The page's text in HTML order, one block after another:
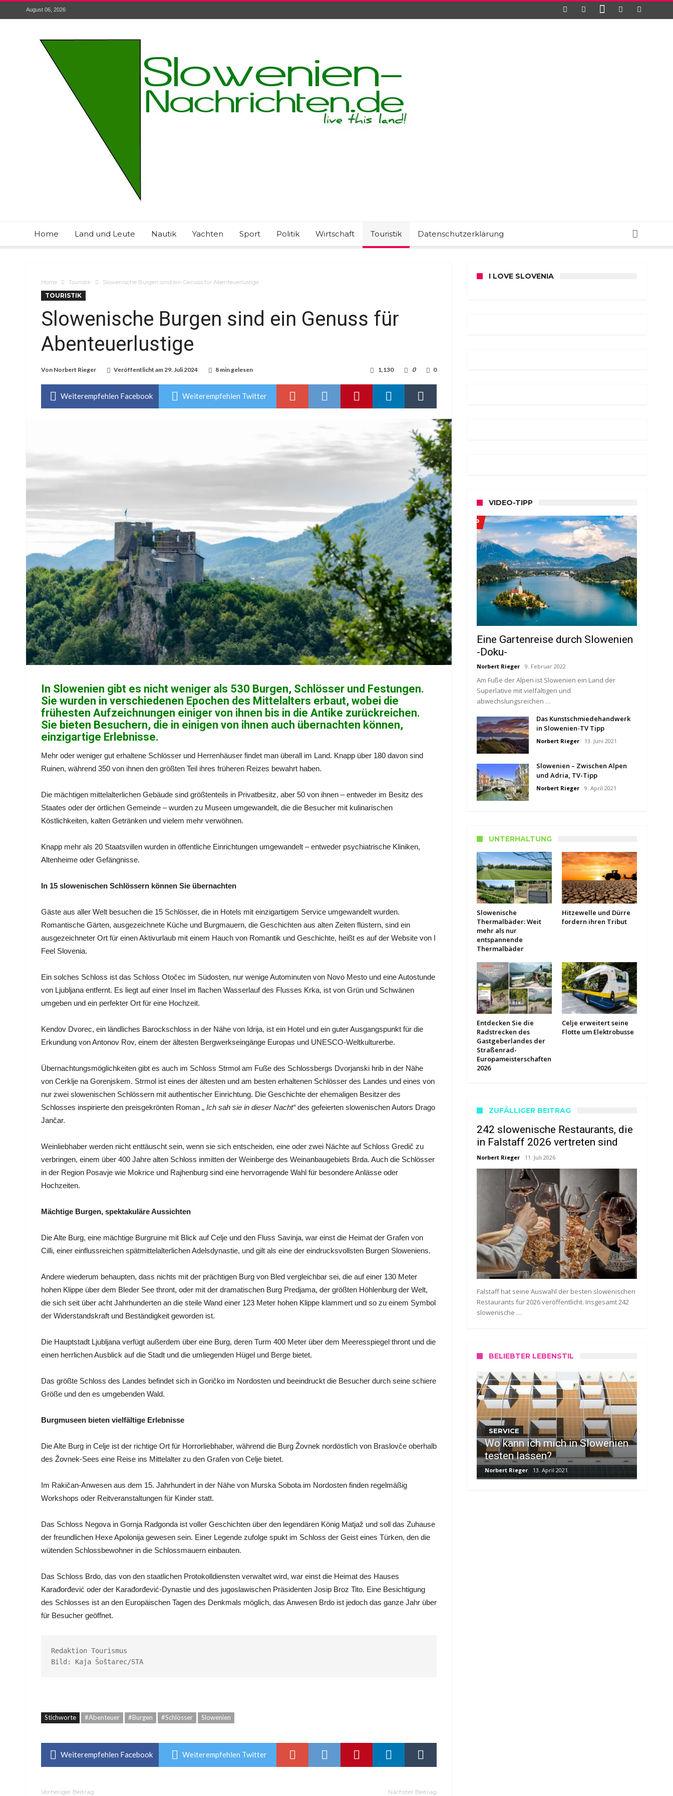
August 06, 2026
Home Land und Leute Nautik Yachten Sport Politik Wirtschaft Touristik Datenschutzerklärung
Home Touristik Slowenische Burgen sind ein Genuss für Abenteuerlustige
TOURISTIK
Slowenische Burgen sind ein Genuss für
Abenteuerlustige
Von Norbert Rieger Veröffentlicht am29. Juli 2024 8 min gelesen 0
0
1,130
Weiterempfehlen Facebook Weiterempfehlen Twitter
In Slowenien gibt es nicht weniger als 530 Burgen, Schlösser und Festungen.
Sie wurden in verschiedenen Epochen des Mittelalters erbaut, wobei die
frühesten Aufzeichnungen einiger von ihnen bis in die Antike zurückreichen.
Sie bieten Besuchern, die in einigen von ihnen auch übernachten können,
einzigartige Erlebnisse.
Mehr oder weniger gut erhaltene Schlösser und Herrenhäuser findet man überall im Land. Knapp über 180 davon sind
Ruinen, während 350 von ihnen den größten Teil ihres früheren Reizes bewahrt haben.
Die mächtigen mittelalterlichen Gebäude sind größtenteils in Privatbesitz, aber 50 von ihnen – entweder im Besitz des
Staates oder der örtlichen Gemeinde – wurden zu Museen umgewandelt, die die Besucher mit kulinarischen
Köstlichkeiten, kalten Getränken und vielem mehr verwöhnen.
Knapp mehr als 20 Staatsvillen wurden in öffentliche Einrichtungen umgewandelt – entweder psychiatrische Kliniken,
Altenheime oder Gefängnisse.
In 15 slowenischen Schlössern können Sie übernachten
Gäste aus aller Welt besuchen die 15 Schlösser, die in Hotels mit einzigartigem Service umgewandelt wurden.
Romantische Gärten, ausgezeichnete Küche und Burgmauern, die Geschichten aus alten Zeiten flüstern, sind ein
ausgezeichneter Ort für einen Aktivurlaub mit einem Hauch von Romantik und Geschichte, heißt es auf der Website von I
Feel Slovenia.
Ein solches Schloss ist das Schloss Otočec im Südosten, nur wenige Autominuten von Novo Mesto und eine Autostunde
von Ljubljana entfernt. Es liegt auf einer Insel im flachen Wasserlauf des Flusses Krka, ist von Grün und Schwänen
umgeben und ein perfekter Ort für eine Hochzeit.
Kendov Dvorec, ein ländliches Barockschloss in der Nähe von Idrija, ist ein Hotel und ein guter Ausgangspunkt für die
Erkundung von Antonov Rov, einem der ältesten Bergwerkseingänge Europas und UNESCO-Weltkulturerbe.
Übernachtungsmöglichkeiten gibt es auch im Schloss Strmol am Fuße des Schlossbergs Dvorjanski hrib in der Nähe
von Cerklje na Gorenjskem. Strmol ist eines der ältesten und am besten erhaltenen Schlösser des Landes und eines von
nur zwei slowenischen Schlössern mit authentischer Einrichtung. Die Geschichte der ehemaligen Besitzer des
Schlosses inspirierte den preisgekrönten Roman „ Ich sah sie in dieser Nacht“des gefeierten slowenischen Autors Drago
Jančar.
Weinliebhaber werden nicht enttäuscht sein, wenn sie sich entscheiden, eine oder zwei Nächte auf Schloss Gredič zu
verbringen, einem über 400 Jahre alten Schloss inmitten der Weinberge des Weinanbaugebiets Brda. Auch die Schlösser
in der Region Posavje wie Mokrice und Rajhenburg sind eine hervorragende Wahl für besondere Anlässe oder
Hochzeiten.
Mächtige Burgen, spektakuläre Aussichten
Die Alte Burg, eine mächtige Burgruine mit Blick auf Celje und den Fluss Savinja, war einst die Heimat der Grafen von
Cilli, einer einflussreichen spätmittelalterlichen Adelsdynastie, und gilt als eine der eindrucksvollsten Burgen Sloweniens.
Andere wiederum behaupten, dass nichts mit der prächtigen Burg von Bled vergleichbar sei, die auf einer 130 Meter
hohen Klippe über dem Bleder See thront, oder mit der dramatischen Burg Predjama, der größten Höhlenburg der Welt,
die sich seit über acht Jahrhunderten an die steile Wand einer 123 Meter hohen Klippe klammert und so zu einem Symbol
der Widerstandskraft und Beständigkeit geworden ist.
Die Hauptstadt Ljubljana verfügt außerdem über eine Burg, deren Turm 400 Meter über dem Meeresspiegel thront und die
einen herrlichen Ausblick auf die Stadt und die umliegenden Hügel und Berge bietet.
Das größte Schloss des Landes befindet sich in Goričko im Nordosten und beeindruckt die Besucher durch seine schiere
Größe und den es umgebenden Wald.
Burgmuseen bieten vielfältige Erlebnisse
Die Alte Burg in Celje ist der richtige Ort für Horrorliebhaber, während die Burg Žovnek nordöstlich von Braslovče oberhalb
des Žovnek-Sees eine Reise ins Mittelalter zu den Grafen von Celje bietet.
Im Rakičan-Anwesen aus dem 15. Jahrhundert in der Nähe von Murska Sobota im Nordosten finden regelmäßig
Workshops oder Reitveranstaltungen für Kinder statt.
Das Schloss Negova in Gornja Radgonda ist voller Geschichten über den legendären König Matjaž und soll das Zuhause
der freundlichen Hexe Apolonija gewesen sein. Einer Legende zufolge spukt im Schloss der Geist eines Türken, den die
wütenden Schlossbewohner in die Schlossmauern einbauten.
Das Schloss Brdo, das von den staatlichen Protokolldiensten verwaltet wird, war einst die Heimat des Hauses
Karađorđević oder der Karađorđević-Dynastie und des jugoslawischen Präsidenten Josip Broz Tito. Eine Besichtigung
des Schlosses ist an den Europäischen Tagen des Denkmals möglich, das Anwesen Brdo ist jedoch das ganze Jahr über
für Besucher geöffnet.
Redaktion Tourismus
Bild: Kaja Šoštarec/STA
Stichworte #Abenteuer #Burgen #Schlösser Slowenien
Weiterempfehlen Facebook Weiterempfehlen Twitter
Vorheriger Beitrag Nächster Beitrag
I LOVE SLOVENIA
VIDEO-TIPP
Eine Gartenreise durch Slowenien
-Doku-
Norbert Rieger 9. Februar 2022
Am Fuße der Alpen ist Slowenien ein Land der
Superlative mit vielfältigen und
abwechslungsreichen …
Das Kunstschmiedehandwerk
in Slowenien-TV Tipp
Norbert Rieger 13. Juni 2021
Slowenien – Zwischen Alpen
und Adria, TV-Tipp
Norbert Rieger 9. April 2021
UNTERHALTUNG
Slowenische
Thermalbäder: Weit
mehr als nur
entspannende
Thermalbäder
Hitzewelle und Dürre
fordern ihren Tribut
Entdecken Sie die
Radstrecken des
Gastgeberlandes der
Straßenrad-
Europameisterschaften
2026
Celje erweitert seine
Flotte um Elektrobusse
ZUFÄLLIGER BEITRAG
242 slowenische Restaurants, die
in Falstaff 2026 vertreten sind
Norbert Rieger 11. Juli 2026
Falstaff hat seine Auswahl der besten slowenischen
Restaurants für 2026 veröffentlicht. Insgesamt 242
slowenische …
BELIEBTER LEBENSTIL
SERVICE
Wo kann ich mich in Slowenien
testen lassen?
Norbert Rieger 13. April 2021